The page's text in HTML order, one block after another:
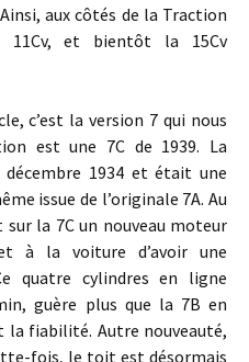
aux côtés de la Traction
11Cv, et bientôt la 15Cv
la version 7 qui nous
est une 7C de 1939. La
1934 et était une
issue de l’originale 7A. Au
la 7C un nouveau moteur
à la voiture d’avoir une
quatre cylindres en ligne
guère plus que la 7B en
fiabilité. Autre nouveauté,
fois, le toit est désormais